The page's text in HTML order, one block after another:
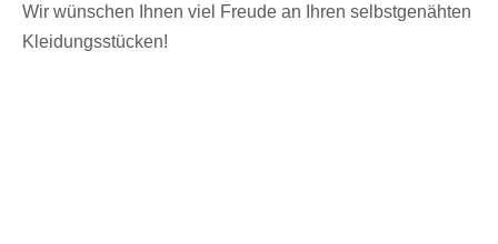
Wir wünschen Ihnen viel Freude an Ihren selbstgenähten
Kleidungsstücken!